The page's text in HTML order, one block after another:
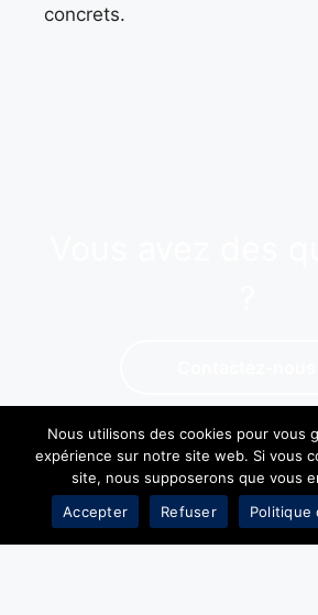
concrets.
Nous utilisons des cookies pour vous
expérience sur notre site web. Si vous
site, nous supposerons que vous
Accepter
Refuser Politique